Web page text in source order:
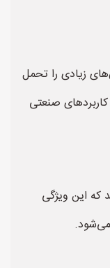
زیادی را تحمل
کاربردهای صنعتی
که این ویژگی
می‌شود.